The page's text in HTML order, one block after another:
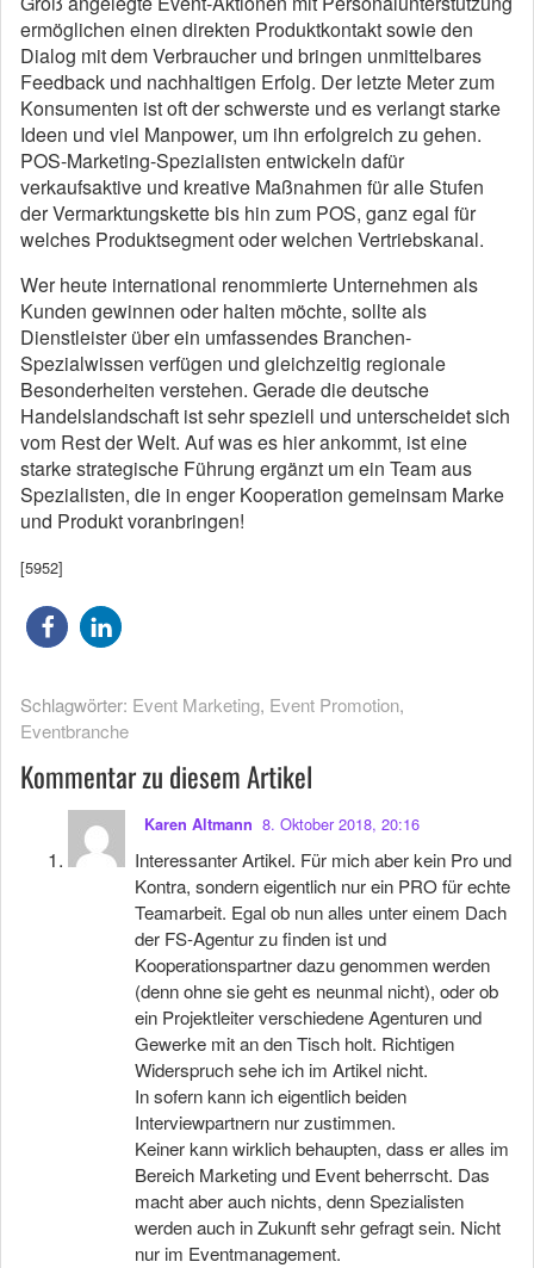
ermöglichen einen direkten Produktkontakt sowie den
Dialog mit dem Verbraucher und bringen unmittelbares
Feedback und nachhaltigen Erfolg. Der letzte Meter zum
Konsumenten ist oft der schwerste und es verlangt starke
Ideen und viel Manpower, um ihn erfolgreich zu gehen.
POS-Marketing-Spezialisten entwickeln dafür
verkaufsaktive und kreative Maßnahmen für alle Stufen
der Vermarktungskette bis hin zum POS, ganz egal für
welches Produktsegment oder welchen Vertriebskanal.
Wer heute international renommierte Unternehmen als
Kunden gewinnen oder halten möchte, sollte als
Dienstleister über ein umfassendes Branchen-
Spezialwissen verfügen und gleichzeitig regionale
Besonderheiten verstehen. Gerade die deutsche
Handelslandschaft ist sehr speziell und unterscheidet sich
vom Rest der Welt. Auf was es hier ankommt, ist eine
starke strategische Führung ergänzt um ein Team aus
Spezialisten, die in enger Kooperation gemeinsam Marke
und Produkt voranbringen!
[5952]
Schlagwörter: Event Marketing, Event Promotion,
Eventbranche
Kommentar zu diesem Artikel
Karen Altmann 8. Oktober 2018, 20:16
Interessanter Artikel. Für mich aber kein Pro und
Kontra, sondern eigentlich nur ein PRO für echte
Teamarbeit. Egal ob nun alles unter einem Dach
der FS-Agentur zu finden ist und
Kooperationspartner dazu genommen werden
(denn ohne sie geht es neunmal nicht), oder ob
ein Projektleiter verschiedene Agenturen und
Gewerke mit an den Tisch holt. Richtigen
Widerspruch sehe ich im Artikel nicht.
In sofern kann ich eigentlich beiden
Interviewpartnern nur zustimmen.
Keiner kann wirklich behaupten, dass er alles im
Bereich Marketing und Event beherrscht. Das
macht aber auch nichts, denn Spezialisten
werden auch in Zukunft sehr gefragt sein. Nicht
nur im Eventmanagement.